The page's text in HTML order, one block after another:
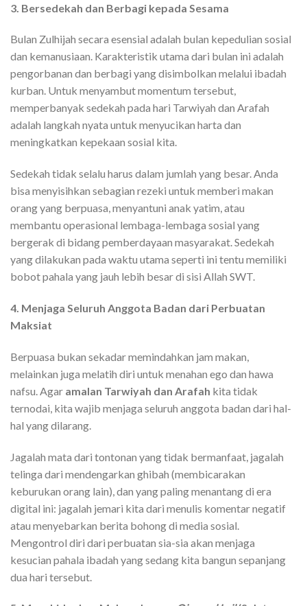
3. Bersedekah dan Berbagi kepada Sesama
Bulan Zulhijah secara esensial adalah bulan kepedulian sosial
dan kemanusiaan. Karakteristik utama dari bulan ini adalah
pengorbanan dan berbagi yang disimbolkan melalui ibadah
kurban. Untuk menyambut momentum tersebut,
memperbanyak sedekah pada hari Tarwiyah dan Arafah
adalah langkah nyata untuk menyucikan harta dan
meningkatkan kepekaan sosial kita.
Sedekah tidak selalu harus dalam jumlah yang besar. Anda
bisa menyisihkan sebagian rezeki untuk memberi makan
orang yang berpuasa, menyantuni anak yatim, atau
membantu operasional lembaga-lembaga sosial yang
bergerak di bidang pemberdayaan masyarakat. Sedekah
yang dilakukan pada waktu utama seperti ini tentu memiliki
bobot pahala yang jauh lebih besar di sisi Allah SWT.
4. Menjaga Seluruh Anggota Badan dari Perbuatan
Maksiat
Berpuasa bukan sekadar memindahkan jam makan,
melainkan juga melatih diri untuk menahan ego dan hawa
nafsu. Agar amalan Tarwiyah dan Arafah kita tidak
ternodai, kita wajib menjaga seluruh anggota badan dari hal-
hal yang dilarang.
Jagalah mata dari tontonan yang tidak bermanfaat, jagalah
telinga dari mendengarkan ghibah (membicarakan
keburukan orang lain), dan yang paling menantang di era
digital ini: jagalah jemari kita dari menulis komentar negatif
atau menyebarkan berita bohong di media sosial.
Mengontrol diri dari perbuatan sia-sia akan menjaga
kesucian pahala ibadah yang sedang kita bangun sepanjang
dua hari tersebut.